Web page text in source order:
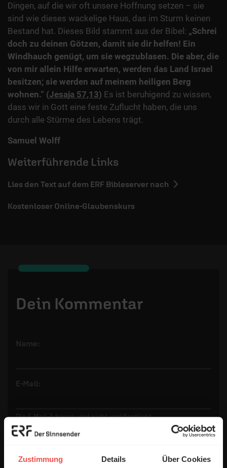
Zustimmung Details Über Cookies
Dingen, auf die wir oft unsere Hoffnung setzen – sie
sind wie dieses wackelige Haus, das im Sturm keinen
Bestand hat. Dieses Bild stammt aus der Bibel: „Schrei
doch zu deinen Götzen, damit sie dir helfen! Ein
Windhauch genügt, um sie wegzublasen. Die aber, die
von mir allein Hilfe erwarten, werden das Land Israel
besitzen; sie werden auf meinem heiligen Berg
wohnen.“ (Jesaja 57,13) Es ist beruhigend zu wissen,
dass wir in Gott eine feste Zuflucht haben, die uns
durch alle Stürme des Lebens trägt.
Samuel Wolff
Weiterführende Links
Lies den Text auf dem ERF Bibleserver nach
Kostenloser Online-Glaubenskurs
Dein Kommentar
Name:
E-Mail:
Die E-Mail-Adresse wird nicht veröffentlicht.
Kommentar: